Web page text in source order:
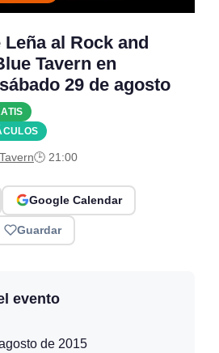
al Rock and
Tavern en
29 de agosto
🕒 21:00
Google Calendar
Guardar
evento
de 2015